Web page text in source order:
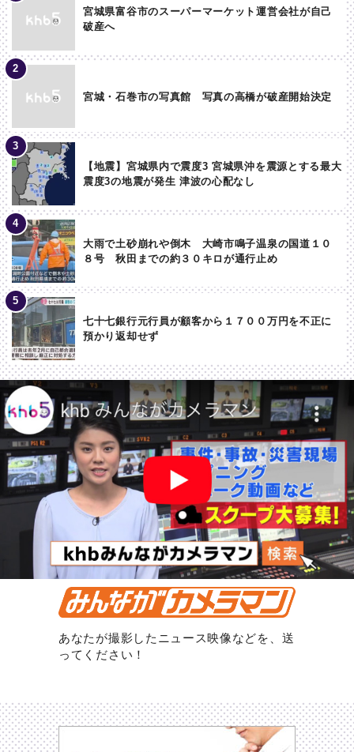
宮城県富谷市のスーパーマーケット運営会社が自己
破産へ
宮城・石巻市の写真館 写真の高橋が破産開始決定
【地震】宮城県内で震度3 宮城県沖を震源とする最大
震度3の地震が発生 津波の心配なし
大雨で土砂崩れや倒木 大崎市鳴子温泉の国道１０
８号 秋田までの約３０キロが通行止め
七十七銀行元行員が顧客から１７００万円を不正に
預かり返却せず
あなたが撮影したニュース映像などを、送
ってください！